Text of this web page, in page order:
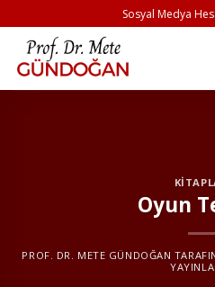
atla
Sosyal Medya
Oyun
PROF. DR. METE GÜNDOĞAN